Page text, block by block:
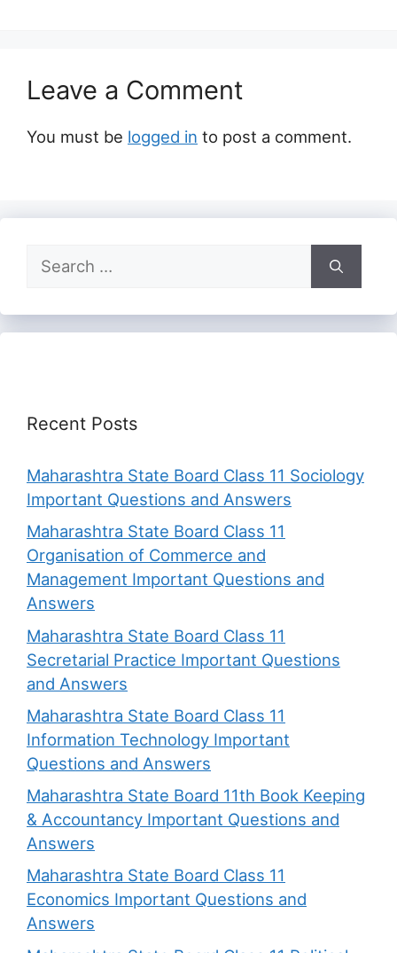
Leave a Comment
You must be logged in to post a comment.
Search
for:
Recent Posts
Maharashtra State Board Class 11 Sociology
Important Questions and Answers
Maharashtra State Board Class 11
Organisation of Commerce and
Management Important Questions and
Answers
Maharashtra State Board Class 11
Secretarial Practice Important Questions
and Answers
Maharashtra State Board Class 11
Information Technology Important
Questions and Answers
Maharashtra State Board 11th Book Keeping
& Accountancy Important Questions and
Answers
Maharashtra State Board Class 11
Economics Important Questions and
Answers